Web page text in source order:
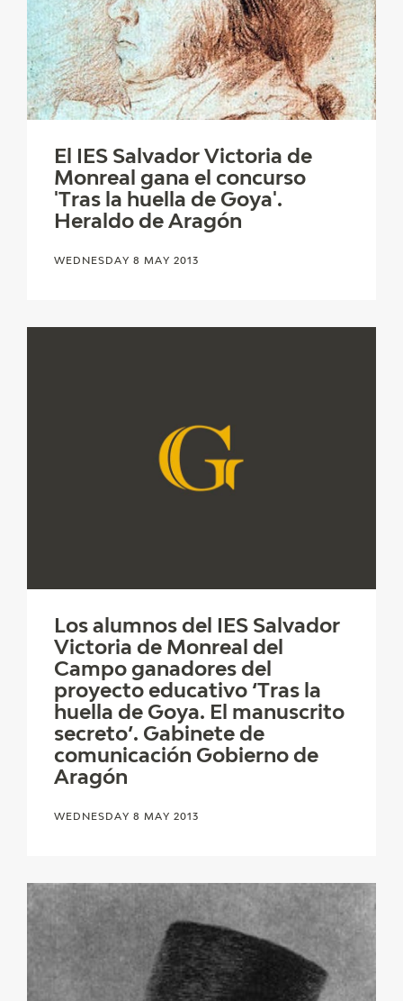
El IES Salvador Victoria de
Monreal gana el concurso
'Tras la huella de Goya'.
Heraldo de Aragón
WEDNESDAY 8 MAY 2013
Los alumnos del IES Salvador
Victoria de Monreal del
Campo ganadores del
proyecto educativo ‘Tras la
huella de Goya. El manuscrito
secreto’. Gabinete de
comunicación Gobierno de
Aragón
WEDNESDAY 8 MAY 2013